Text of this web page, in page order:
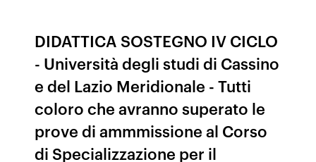
DIDATTICA SOSTEGNO IV CICLO
- Università degli studi di Cassino
e del Lazio Meridionale - Tutti
coloro che avranno superato le
prove di ammmissione al Corso
di Specializzazione per il